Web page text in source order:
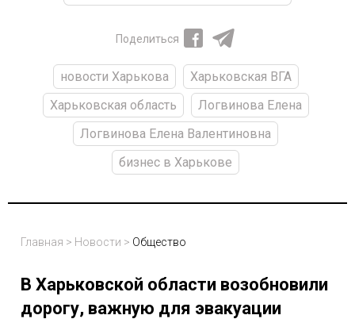
Поделиться
новости Харькова
Харьковская ВГА
Харьковская область
Логвинова Елена
Логвинова Елена Валентиновна
бизнес в Харькове
Главная > Новости > Общество
В Харьковской области возобновили
дорогу, важную для эвакуации